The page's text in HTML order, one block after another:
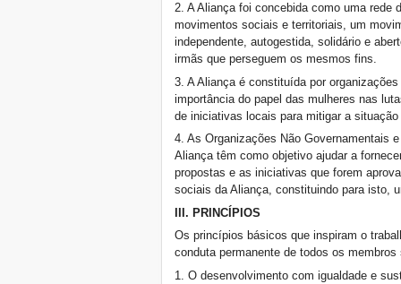
2. A Aliança foi concebida como uma rede
movimentos sociais e territoriais, um
independente, autogestida, solidário e
irmãs que perseguem os mesmos fins.
3. A Aliança é constituída por
importância do papel das mulheres nas
de iniciativas locais para mitigar a situação
4. As Organizações Não Governamentais
Aliança têm como objetivo ajudar a
propostas e as iniciativas que forem
sociais da Aliança, constituindo para isto,
III. PRINCÍPIOS
Os princípios básicos que inspiram o
conduta permanente de todos os membros
1. O desenvolvimento com igualdade e